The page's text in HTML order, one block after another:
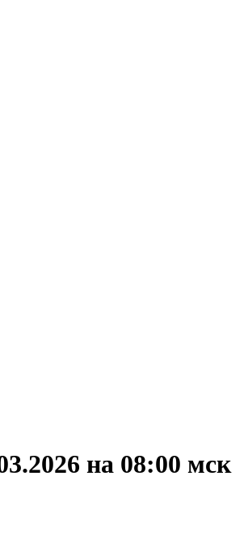
на 08:00 мск